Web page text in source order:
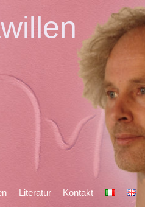
Literatur Kontakt